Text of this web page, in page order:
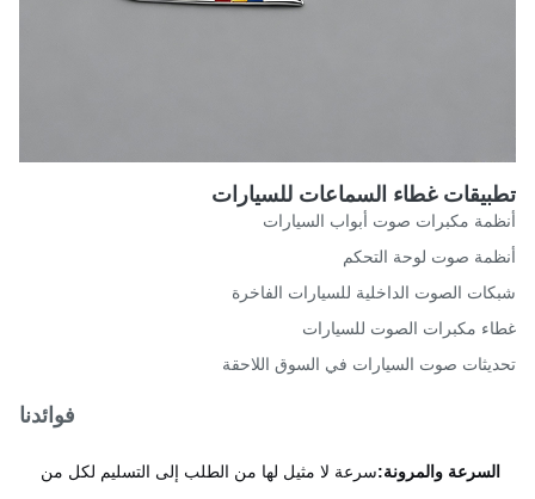
غطاء السماعات للسيارات
مكبرات صوت أبواب السيارات
صوت لوحة التحكم
الصوت الداخلية للسيارات الفاخرة
مكبرات الصوت للسيارات
صوت السيارات في السوق اللاحقة
فوائدنا
والمرونة:سرعة لا مثيل لها من الطلب إلى التسليم لكل من